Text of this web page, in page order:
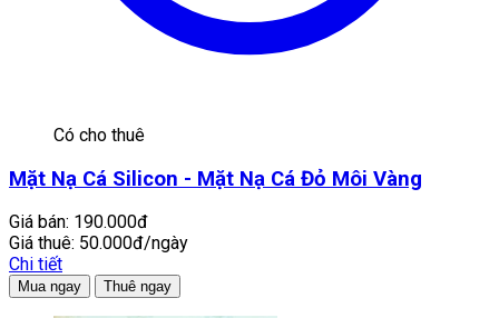
Có cho thuê
Mặt Nạ Cá Silicon - Mặt Nạ Cá Đỏ Môi Vàng
Giá bán: 190.000đ
Giá thuê: 50.000đ/ngày
Chi tiết
Mua ngay Thuê ngay